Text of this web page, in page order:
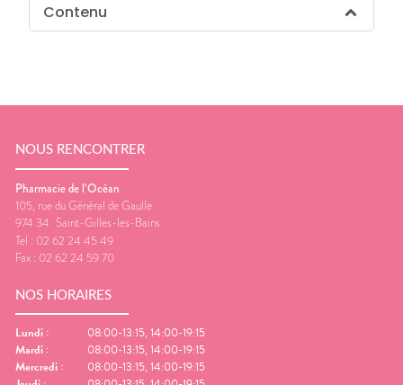
Contenu
NOUS RENCONTRER
Pharmacie de l’Océan
105, rue du Général de Gaulle
974 34 Saint-Gilles-les-Bains
Tel : 02 62 24 45 49
Fax : 02 62 24 59 70
NOS HORAIRES
Lundi :
08:00-13:15, 14:00-19:15
Mardi :
08:00-13:15, 14:00-19:15
Mercredi :
08:00-13:15, 14:00-19:15